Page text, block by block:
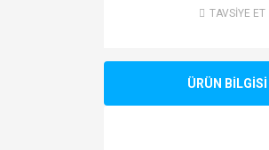
TAVSİYE ET
ÜRÜN BİLGİSİ